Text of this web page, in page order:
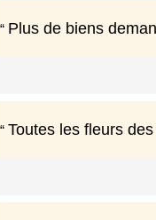
Plus de biens
Toutes les fleurs